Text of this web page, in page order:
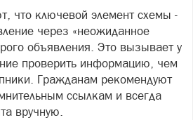
что ключевой элемент схемы -
через «неожиданное
объявления. Это вызывает у
проверить информацию, чем
Гражданам рекомендуют
ссылкам и всегда
вручную.